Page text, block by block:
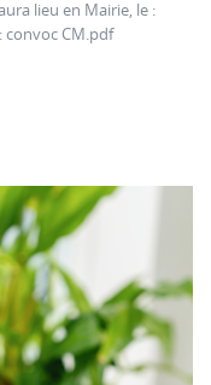
lieu en Mairie, le :
convoc CM.pdf